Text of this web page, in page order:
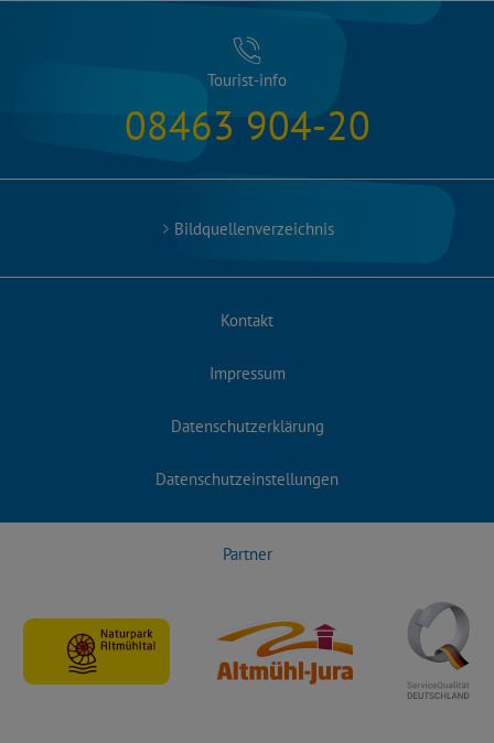
Tourist-info
08463 904-20
Bildquellenverzeichnis
Kontakt
Impressum
Datenschutzerklärung
Datenschutzeinstellungen
Partner